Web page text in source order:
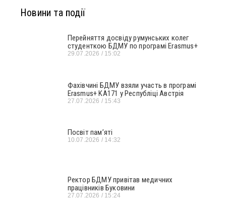
Новини та події
Перейняття досвіду румунських колег
студенткою БДМУ по програмі Erasmus+
29.07.2026 15:02
Фахівчині БДМУ взяли участь в програмі
Erasmus+ KA171 у Республіці Австрія
27.07.2026 15:43
Посвіт пам’яті
10.07.2026 14:32
Ректор БДМУ привітав медичних
працівників Буковини
27.07.2026 15:24